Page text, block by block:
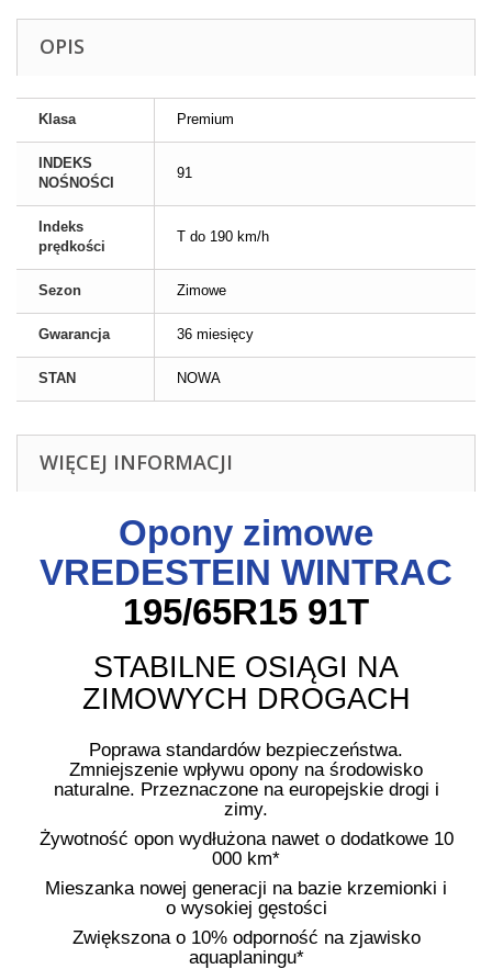
OPIS
Klasa Premium
INDEKS
NOŚNOŚCI
91
Indeks
prędkości
T do 190 km/h
Sezon Zimowe
Gwarancja 36 miesięcy
STAN NOWA
WIĘCEJ INFORMACJI
Opony zimowe
VREDESTEIN WINTRAC
195/65R15 91T
STABILNE OSIĄGI NA
ZIMOWYCH DROGACH
Poprawa standardów bezpieczeństwa.
Zmniejszenie wpływu opony na środowisko
naturalne. Przeznaczone na europejskie drogi i
zimy.
Żywotność opon wydłużona nawet o dodatkowe 10
000 km*
Mieszanka nowej generacji na bazie krzemionki i
o wysokiej gęstości
Zwiększona o 10% odporność na zjawisko
aquaplaningu*